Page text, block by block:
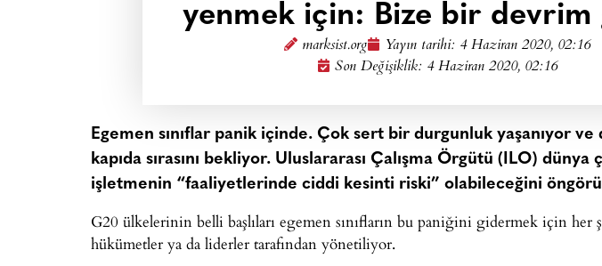
yenmek için: Bize bir devrim
marksist.org Yayın tarihi: 4 Haziran 2020, 02:16
Son Değişiklik: 4 Haziran 2020, 02:16
Egemen sınıflar panik içinde. Çok sert bir durgunluk yaşanıyor ve
kapıda sırasını bekliyor. Uluslararası Çalışma Örgütü (ILO) dünya
işletmenin “faaliyetlerinde ciddi kesinti riski” olabileceğini
G20 ülkelerinin belli başlıları egemen sınıfların bu paniğini gidermek için her
hükümetler ya da liderler tarafından yönetiliyor.